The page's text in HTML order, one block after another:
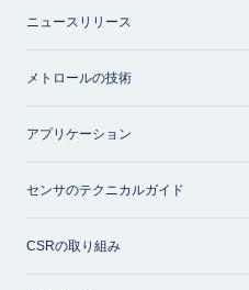
ニュースリリース
メトロールの技術
アプリケーション
センサのテクニカルガイド
CSRの取り組み